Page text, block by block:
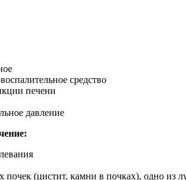
средство
печени
давление
почек (цистит, камни в почках), одно из